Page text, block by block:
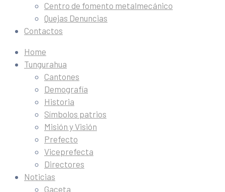
Centro de fomento metalmecánico
Quejas Denuncias
Contactos
Home
Tungurahua
Cantones
Demografía
Historia
Símbolos patrios
Misión y Visión
Prefecto
Viceprefecta
Directores
Noticias
Gaceta